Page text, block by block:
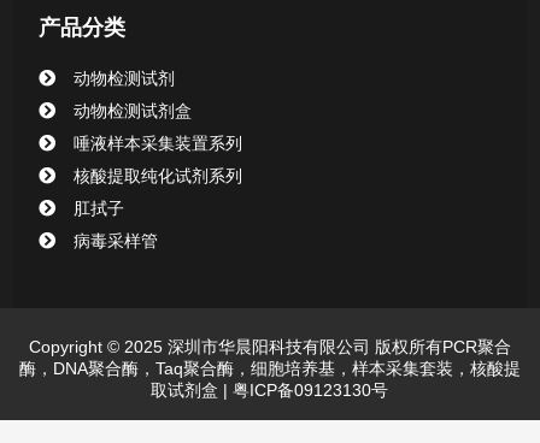
产品分类
动物检测试剂
动物检测试剂盒
唾液样本采集装置系列
核酸提取纯化试剂系列
肛拭子
病毒采样管
Copyright © 2025 深圳市华晨阳科技有限公司 版权所有PCR聚合
酶，DNA聚合酶，Taq聚合酶，细胞培养基，样本采集套装，核酸提
取试剂盒 | 粤ICP备09123130号